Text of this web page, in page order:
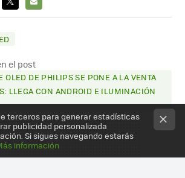
X
E-
el post
OLED DE PHILIPS SE PONE A LA VENTA
LLEGA CON ANDROID E ILUMINACIÓN
terceros para generar estadísticas
publicidad personalizada
Si sigues navegando estarás
información